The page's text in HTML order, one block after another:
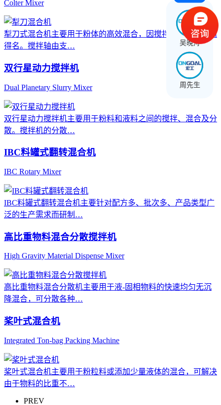
Colter Mixer
犁刀式混合机主要用于粉体的高效混合，因搅拌轴形状似犁而
得名。搅拌轴由支…
双行星动力搅拌机
Dual Planetary Slurry Mixer
双行星动力搅拌机主要用于粉料和液料之间的搅拌、混合及分
散。搅拌机的分散…
IBC料罐式翻转混合机
IBC Rotary Mixer
IBC料罐式翻转混合机主要针对配方多、批次多、产品类型广
泛的生产需求而研制…
高比重物料混合分散搅拌机
High Gravity Material Dispense Mixer
高比重物料混合分散机主要用于液-固相物料的快速均匀无沉
降混合，可分散各种…
桨叶式混合机
Integrated Ton-bag Packing Machine
桨叶式混合机主要用于粉粒料或添加少量液体的混合，可解决
由于物料的比重不…
PREV
吴晚舟
周先生